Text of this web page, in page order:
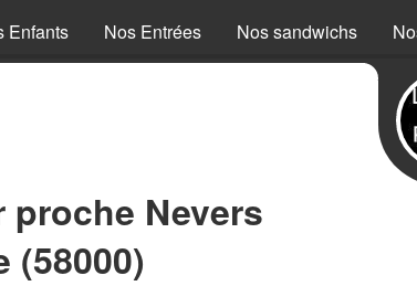
Enfants Nos Entrées Nos sandwichs
proche Nevers
(58000)